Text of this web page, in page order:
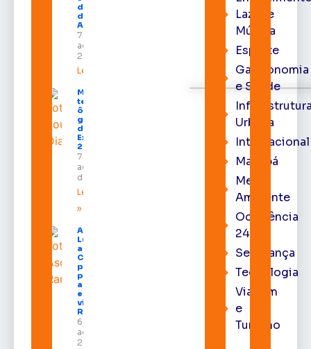
do Pleno
do TRE-
AP
7 de
agosto de
2026
Leia mais »
Macapá
terá
ônibus
gratuitos
durante a
Expofeira
2026
7 de
agosto
de 2026
Leia mais
»
Após veto,
Lula envia
ao
Congresso
projeto
para criar
a UNIFRON
e grava
vídeo para
Randolfe
6 de
agosto de
2026
Lazer e
Música
Esporte
Gastronomia
e Saúde
Urbana
Internacional
Macapá
Meio
Ambiente
Ocorrência
24h
Segurança
Tecnologia
Viagem
e
Turismo